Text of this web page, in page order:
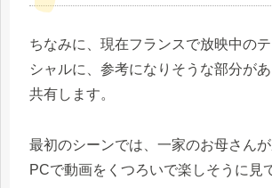
ちなみに、現在フランスで放映中の
シャルに、参考になりそうな部分があ
共有します。
最初のシーンでは、一家のお母さん
PCで動画をくつろいで楽しそうに見